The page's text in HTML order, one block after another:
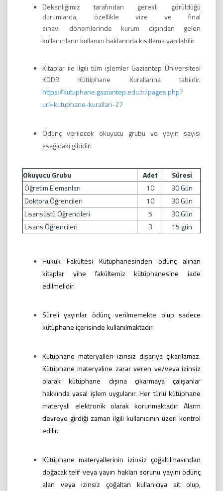
Dekanlığımız tarafından gerekli görüldüğü
durumlarda, özellikle vize ve final
sınavı dönemlerinde kurum dışından gelen
kullanıcıların kullanım haklarında kısıtlamayapılabilir.
Kitaplar ile ilgili tüm işlemler Gaziantep Üniversitesi
KDDB Kütüphane Kurallarına tabiidir.
https://kutuphane.gaziantep.edu.tr/pages.php?
url=kutuphane-kurallari-27
Ödünç verilecek okuyucu grubu ve yayın sayısı
aşağıdaki gibidir:
Okuyucu Grubu Adet
Süresi
Öğretim Elemanları
10
30 Gün
Doktora Öğrencileri
10
30 Gün
Lisansüstü Öğrencileri
5
30 Gün
Lisans Öğrencileri
3 15 gün
Hukuk Fakültesi Kütüphanesinden ödünç alınan
kitaplar yine fakültemizkütüphanesine iade
edilmelidir.
Süreli yayınlar ödünç verilmemekte olup sadece
kütüphane içerisindekullanılmaktadır.
Kütüphane materyalleri izinsiz dışarıya çıkarılamaz.
Kütüphane materyaline zararveren ve/veya izinsiz
olarak kütüphane dışına çıkarmaya çalışanlar
hakkında yasal işlem uygulanır. Her türlü kütüphane
materyali elektronik olarak korunmaktadır. Alarm
devreye girdiği zaman ilgili kullanıcının üzeri kontrol
edilir.
Kütüphane materyallerinin izinsiz çoğaltılmasından
doğacak telif veya yayın hakları sorunu yayını ödünç
alan veya izinsiz çoğaltan kullanıcıya ait olup,